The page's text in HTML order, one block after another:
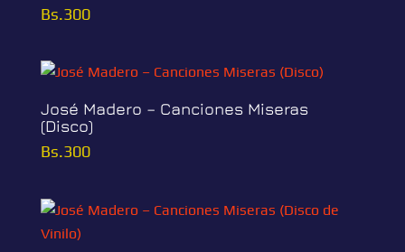
Bs.300
José Madero – Canciones Miseras
(Disco)
Bs.300